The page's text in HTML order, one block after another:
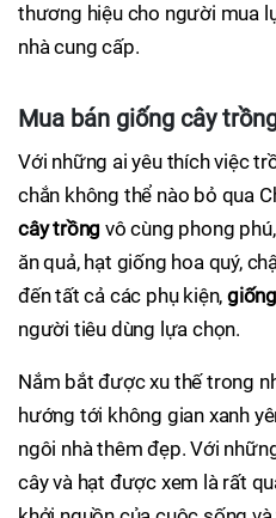
thương hiệu cho người mua
nhà cung cấp.
Mua bán giống cây
Với những ai yêu thích việc
chắn không thể nào bỏ qua
cây trồng vô cùng phong
ăn quả, hạt giống hoa quý,
đến tất cả các phụ kiện,
người tiêu dùng lựa chọn.
Nắm bắt được xu thế trong
hướng tới không gian xanh
ngôi nhà thêm đẹp. Với
cây và hạt được xem là rất